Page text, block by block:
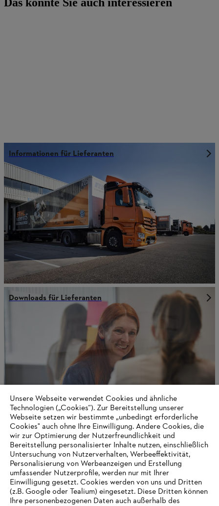
Informationen für Lieferanten
Downloads für Lieferanten
Kontakt
Informationen für Lieferanten
Produkte
Kontakt
Unsere Webseite verwendet Cookies und ähnliche
Technologien („Cookies“). Zur Bereitstellung unserer
Webseite setzen wir bestimmte „unbedingt erforderliche
Cookies" auch ohne Ihre Einwilligung. Andere Cookies, die
wir zur Optimierung der Nutzerfreundlichkeit und
Bereitstellung personalisierter Inhalte nutzen, einschließlich
Untersuchung von Nutzerverhalten, Werbeeffektivität,
Personalisierung von Werbeanzeigen und Erstellung
umfassender Nutzerprofile, werden nur mit Ihrer
Einwilligung gesetzt. Cookies werden von uns und Dritten
(z.B. Google oder Tealium) eingesetzt. Diese Dritten können
Ihre personenbezogenen Daten auch außerhalb des